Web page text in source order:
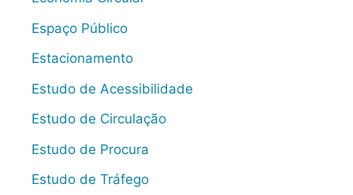
Espaço Público
Estacionamento
Estudo de Acessibilidade
Estudo de Circulação
Estudo de Procura
Estudo de Tráfego